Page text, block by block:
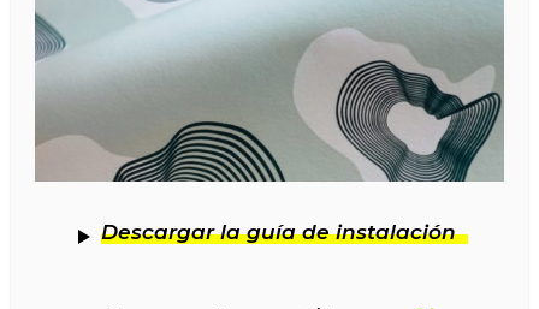
Descargar la guía de instalación